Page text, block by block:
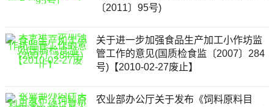
〔2011〕95号)
关于进一步加强食品生产加工小作坊监
管工作的意见(国质检食监〔2007〕284
号)【2010-02-27废止】
农业部办公厅关于发布《饲料原料目